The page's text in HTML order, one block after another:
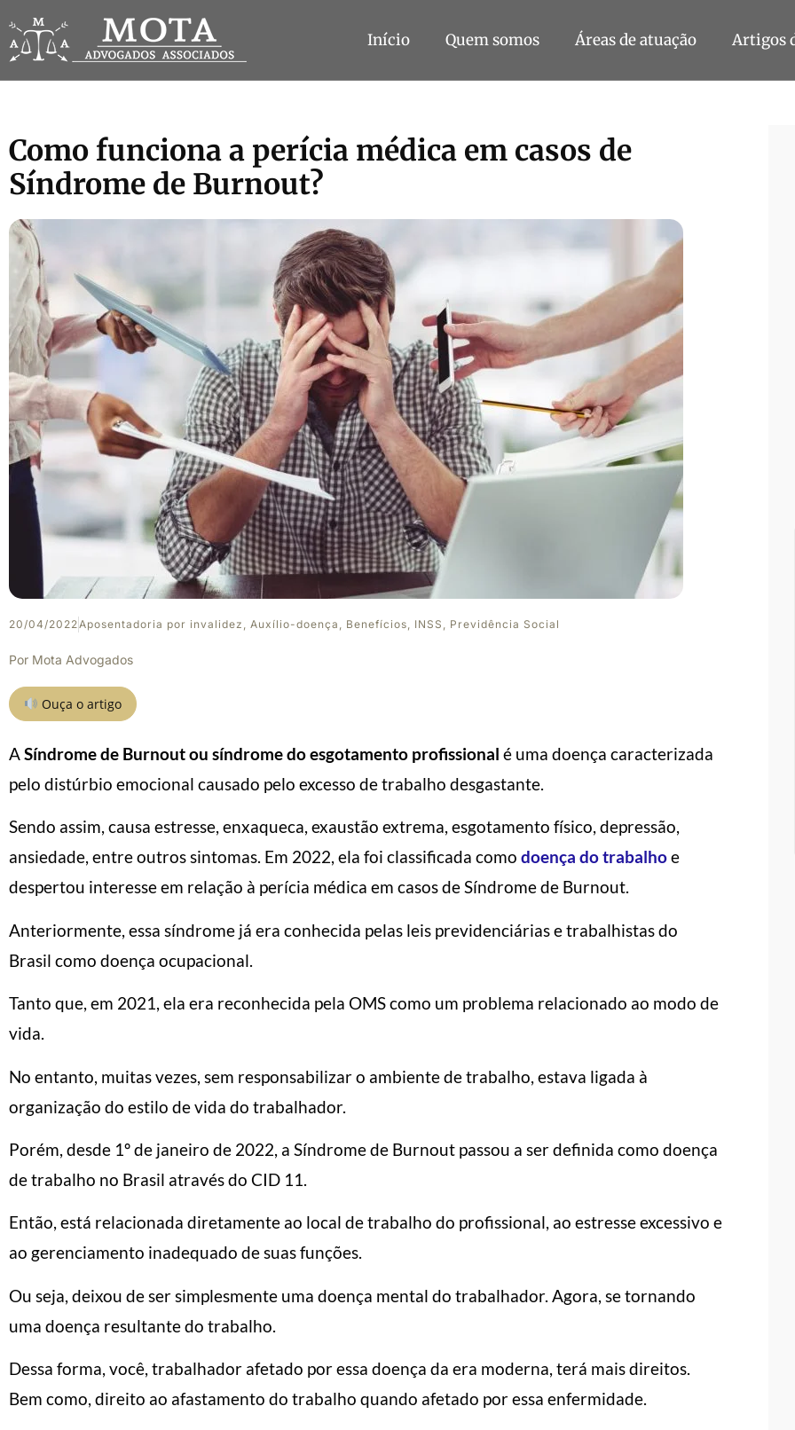
Início Quem somos Áreas de atuação Artigos
Como funciona a perícia médica em casos de
Síndrome de Burnout?
20/04/2022Aposentadoria por invalidez , Auxílio-doença , Benefícios, INSS , Previdência Social
Por Mota Advogados
Ouça o artigo
ASíndrome de Burnout ou síndrome do esgotamento profissional é uma doença caracterizada
pelo distúrbio emocional causado pelo excesso de trabalho desgastante.
Sendo assim, causa estresse, enxaqueca, exaustão extrema, esgotamento físico, depressão,
ansiedade, entre outros sintomas. Em 2022, ela foi classificada como doença do trabalhoe
despertou interesse em relação à perícia médica em casos de Síndrome de Burnout.
Anteriormente, essa síndrome já era conhecida pelas leis previdenciárias e trabalhistas do
Brasil como doença ocupacional.
Tanto que, em 2021, ela era reconhecida pela OMS como um problema relacionado ao modo de
vida.
No entanto, muitas vezes, sem responsabilizar o ambiente de trabalho, estava ligada à
organização do estilo de vida do trabalhador.
Porém, desde 1º de janeiro de 2022, a Síndrome de Burnout passou a ser definida como doença
de trabalho no Brasil através do CID 11.
Então, está relacionada diretamente ao local de trabalho do profissional, ao estresse excessivo e
ao gerenciamento inadequado de suas funções.
Ou seja, deixou de ser simplesmente uma doença mental do trabalhador. Agora, se tornando
uma doença resultante do trabalho.
Dessa forma, você, trabalhador afetado por essa doença da era moderna, terá mais direitos.
Bem como, direito ao afastamento do trabalho quando afetado por essa enfermidade.